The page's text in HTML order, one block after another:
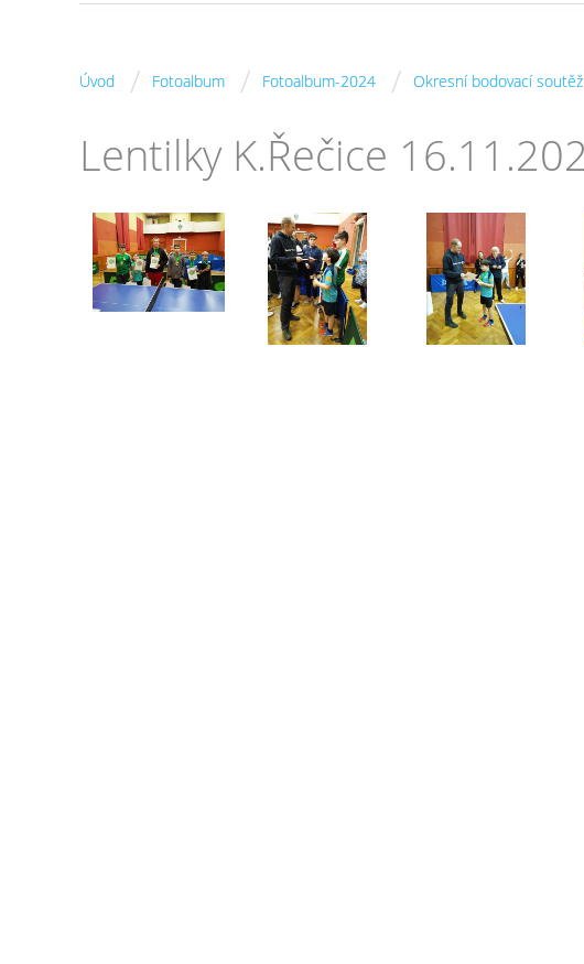
Úvod / Fotoalbum / Fotoalbum-2024 / Okresní bodovací
Lentilky K.Řečice